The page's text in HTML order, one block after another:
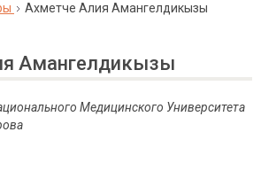
Ахметче Алия Амангелдикызы
Амангелдикызы
Медицинского Университета